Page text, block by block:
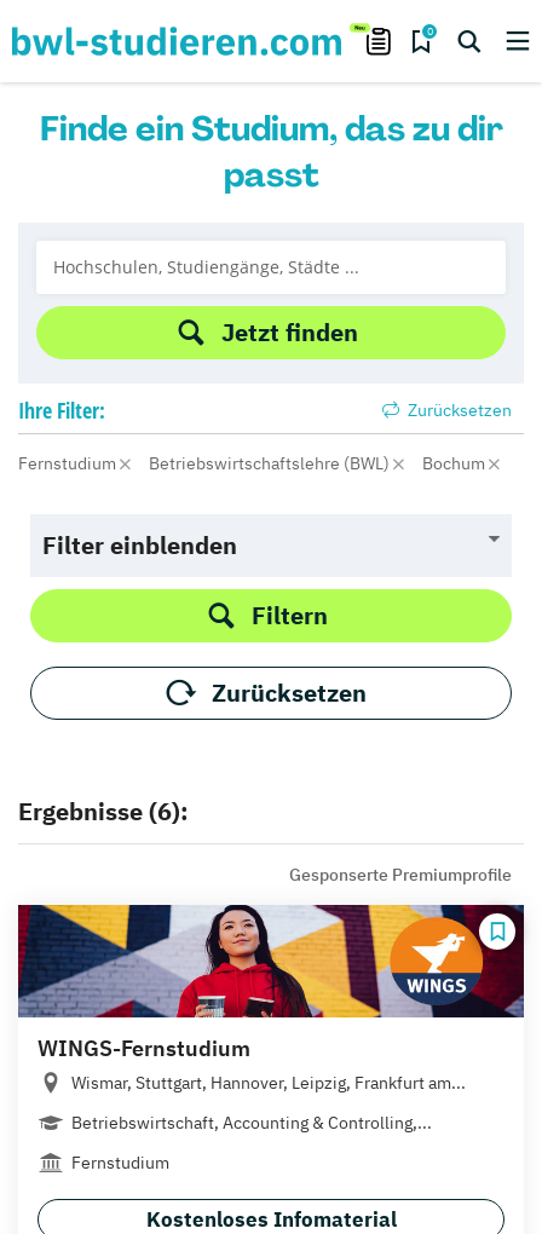
0
Finde ein Studium, das zu dir
passt
Jetzt finden
Ihre Filter: Zurücksetzen
Fernstudium Betriebswirtschaftslehre (BWL) Bochum
Filter einblenden
Filtern
Zurücksetzen
Ergebnisse (6):
Gesponserte Premiumprofile
WINGS-Fernstudium
Wismar, Stuttgart, Hannover, Leipzig, Frankfurt am...
Betriebswirtschaft, Accounting & Controlling,...
Fernstudium
Kostenloses Infomaterial